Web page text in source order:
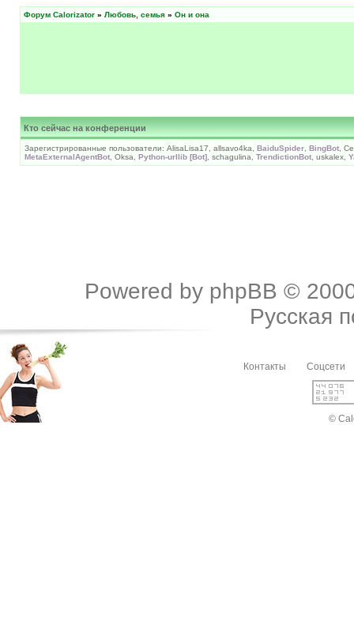
Форум Calorizator » Любовь, семья » Он и она
Кто сейчас на конференции
Зарегистрированные пользователи: AlisaLisa17, allsavo4ka, BaiduSpider BingBot ,
MetaExternalAgentBot , Oksa, Python-urllib [Bot] , schagulina, TrendictionBot , uskalex,
Powered by phpBB ©
Русская
Контакты Соцсети
©